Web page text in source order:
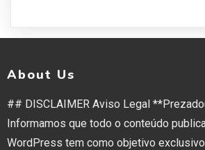
About Us
## DISCLAIMER Aviso Legal
Informamos que todo o conteúdo
WordPress tem como objetivo